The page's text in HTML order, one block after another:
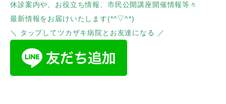
休診案内や、お役立ち情報、市民公開講座開催情報等々
最新情報をお届けいたします(*^▽^*)
＼ タップしてツカザキ病院とお友達になる ／